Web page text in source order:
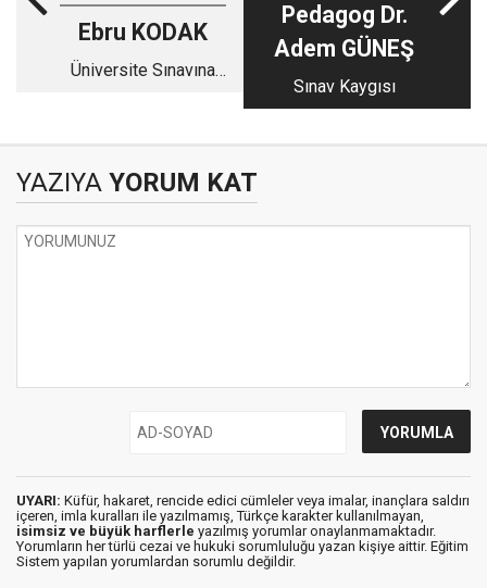
Ebru KODAK
Üniversite Sınavına
Pedagog Dr.
Adem GÜNEŞ
Sınav Kaygısı
YAZIYA YORUM KAT
UYARI: Küfür, hakaret, rencide edici cümleler veya imalar, inançlara saldırı
içeren, imla kuralları ile yazılmamış, Türkçe karakter kullanılmayan,
isimsiz ve büyük harflerle yazılmış yorumlar onaylanmamaktadır.
Yorumların her türlü cezai ve hukuki sorumluluğu yazan kişiye aittir. Eğitim
Sistem yapılan yorumlardan sorumlu değildir.